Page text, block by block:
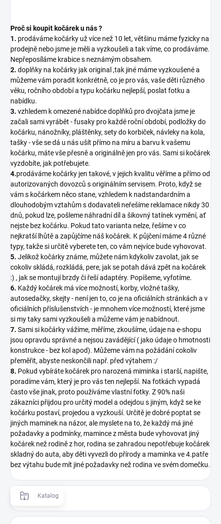
Proč si koupit kočárek u nás ?
1. prodáváme kočárky už více než 10 let, většinu máme fyzicky na
prodejně nebo jsme je měli a vyzkoušeli a tak víme, co prodáváme.
Nepřeposíláme krabice s neznámým obsahem.
2. doplňky na kočárky jak original ,tak jiné máme vyzkoušené a
můžeme vám poradit konkrétně, co je pro vás, vaše děti různého
věku, ročního období a typu kočárku nejlepší, poslat fotku a
nabídku.
3. vzhledem k omezené nabídce doplňků pro dvojčata jsme je
začali sami vyrábět - fusaky pro každé roční období, podložky do
kočárku, nánožníky, pláštěnky, sety do korbiček, návleky na kola,
tašky - vše se dá u nás ušít přímo na míru a barvu k vašemu
kočárku, máte vše přesně a originálně jen pro vás. Sami si kočárek
vyzdobíte, jak potřebujete.
4.prodáváme kočárky jen takové, v jejich kvalitu věříme a přímo od
autorizovaných dovozců s originálním servisem. Proto, když se
vám s kočárkem něco stane, vzhledem k nadstandardním a
dlouhodobým vztahům s dodavateli neřešíme reklamace nikdy 30
dnů, pokud lze, pošleme náhradní díl a šikovný tatínek vymění, ať
nejste bez kočárku. Pokud tato varianta nelze, řešíme v co
nejkratší lhůtě a zapůjčíme náš kočárek. K půjčení máme 4 různé
typy, takže si určitě vyberete ten, co vám nejvíce bude vyhovovat.
5. Jelikož kočárky známe, můžete nám kdykoliv zavolat, jak se
cokoliv skládá, rozkládá, pere, jak se potah dává zpět na kočárek
:) , jak se montují brzdy či řeší adaptéry. Popíšeme, vyfotíme.
6. Každý kočárek má více možností, korby, vložné tašky,
autosedačky, skejty - není jen to, co je na oficiálních stránkách a v
oficiálních příslušenstvích - je mnohem více možností, které jsme
si my taky sami vyzkoušeli a můžeme vám je nabídnout.
7. Sami si kočárky vážíme, měříme, zkoušíme, údaje na e-shopu
jsou opravdu správné a nejsou zavádějící ( jako údaje o hmotnosti
konstrukce - bez kol apod). Můžeme vám na požádání cokoliv
přeměřit, abyste neskončili např. před výtahem :/
8. Pokud vybíráte kočárek pro narozená miminka i starší, napište,
poradíme vám, který je pro vás ten nejlepší. Na fotkách vypadá
často vše jinak, proto používáme vlastní fotky. Z 90% naši
zákazníci přijdou pro určitý model a odejdou s jiným, když se ke
kočárku postaví, projedou a vyzkouší. Určitě je dobré poptat se
jiných maminek na názor, ale myslete na to, že každý má jiné
požadavky a podmínky, mamince z města bude vyhovovat jiný
kočárek než rodině z hor, rodina se zahradou nepotřebuje kočárek
skladný do auta, aby děti vyvezli do přírody a maminka ve 4.patře
bez výtahu bude mít jiné požadavky než rodina ve svém domečku.
Katalog